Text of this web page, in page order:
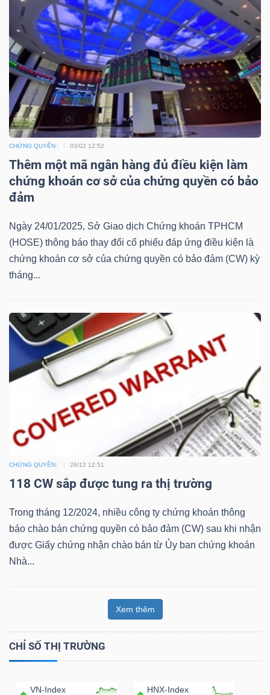
CHỨNG QUYỀN 03/02 12:52
Thêm một mã ngân hàng đủ điều kiện làm
chứng khoán cơ sở của chứng quyền có bảo
đảm
Ngày 24/01/2025, Sở Giao dịch Chứng khoán TPHCM
(HOSE) thông báo thay đổi cổ phiếu đáp ứng điều kiện là
chứng khoán cơ sở của chứng quyền có bảo đảm (CW) kỳ
tháng...
CHỨNG QUYỀN 26/12 12:51
118 CW sắp được tung ra thị trường
Trong tháng 12/2024, nhiều công ty chứng khoán thông
báo chào bán chứng quyền có bảo đảm (CW) sau khi nhận
được Giấy chứng nhận chào bán từ Ủy ban chứng khoán
Nhà...
Xem thêm
CHỈ SỐ THỊ TRƯỜNG
VN-Index HNX-Index
TIỆN
ÍCH
BẤT
ĐỘNG
SẢN
chứng
khoán
Lãnh
đạo
Người nội bộ Người liên quan Cổ đông lớn
Tin
tức
viết
của
tác
giả
cáo
phân